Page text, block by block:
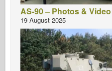
AS-90 – Photos & Video
19 August 2025